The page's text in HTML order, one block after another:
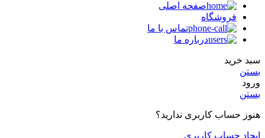
صفحه اصلی
فروشگاه
تماس با ما
درباره ما
سبد خرید
بستن
ورود
بستن
هنوز حساب کاربری ندارید؟
ایجاد حساب کاربری